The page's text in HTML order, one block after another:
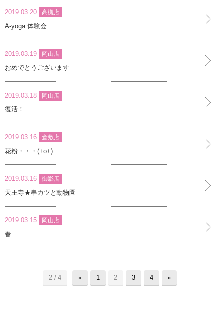
2019.03.20 高槻店
A-yoga 体験会
2019.03.19 岡山店
おめでとうございます
2019.03.18 岡山店
復活！
2019.03.16 倉敷店
花粉・・・(+o+)
2019.03.16 御影店
天王寺★串カツと動物園
2019.03.15 岡山店
春
2 / 4 « 1 2 3 4 »